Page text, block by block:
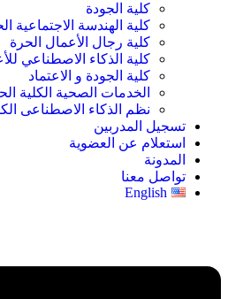
كلية الجودة
كلية الهندسة الاجتماعية
كلية رجال الأعمال الحرة
كلية الذكاء الاصطناعي
كلية الجودة و الاعتماد
الخدمات الصحية الكلية
نظم الذكاء الاصطناعى
تسجيل المدربين
استعلام عن العضوية
المدونة
تواصل معنا
English